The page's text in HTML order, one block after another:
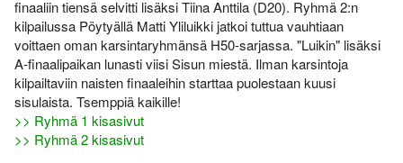
finaaliin tiensä selvitti lisäksi Tiina Anttila (D20). Ryhmä 2:n
kilpailussa Pöytyällä Matti Yliluikki jatkoi tuttua vauhtiaan
voittaen oman karsintaryhmänsä H50-sarjassa. "Luikin" lisäksi
A-finaalipaikan lunasti viisi Sisun miestä. Ilman karsintoja
kilpailtaviin naisten finaaleihin starttaa puolestaan kuusi
sisulaista. Tsemppiä kaikille!
>> Ryhmä 1 kisasivut
>> Ryhmä 2 kisasivut